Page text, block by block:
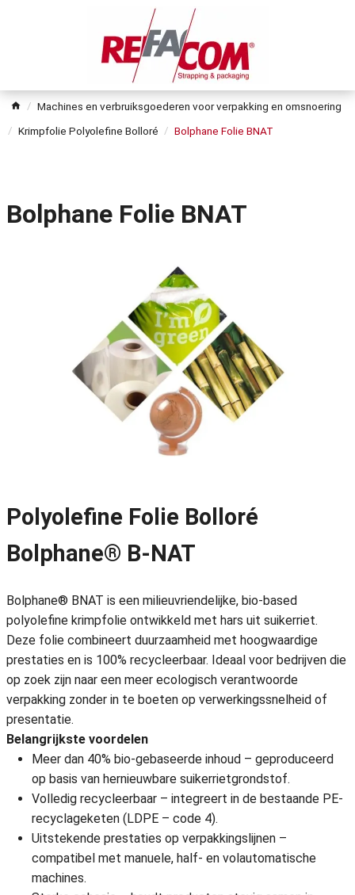
Machines en verbruiksgoederen voor verpakking en omsnoering
Krimpfolie Polyolefine Bolloré
Bolphane Folie BNAT
Bolphane Folie BNAT
Polyolefine Folie Bolloré
Bolphane® B-NAT
Bolphane® BNAT is een milieuvriendelijke, bio-based
polyolefine krimpfolie ontwikkeld met hars uit suikerriet.
Deze folie combineert duurzaamheid met hoogwaardige
prestaties en is 100% recycleerbaar. Ideaal voor bedrijven die
op zoek zijn naar een meer ecologisch verantwoorde
verpakking zonder in te boeten op verwerkingssnelheid of
presentatie.
Belangrijkste voordelen
Meer dan 40% bio-gebaseerde inhoud – geproduceerd
op basis van hernieuwbare suikerrietgrondstof.
Volledig recycleerbaar – integreert in de bestaande PE-
recyclageketen (LDPE – code 4).
Uitstekende prestaties op verpakkingslijnen –
compatibel met manuele, half- en volautomatische
machines.